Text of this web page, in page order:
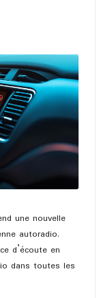
une nouvelle
autoradio.
d’écoute en
dans toutes les